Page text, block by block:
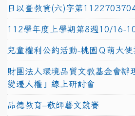
日以臺教資(六)字第
112學年度上學期第8週10/16-
兒童權利公約活動-桃園Ｑ萌大使
財團法人環境品質文教基金會辦
變遷人權」線上研討會
品德教育–敬師藝文競賽